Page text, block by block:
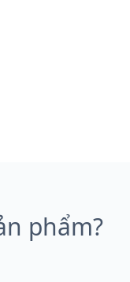
phẩm?